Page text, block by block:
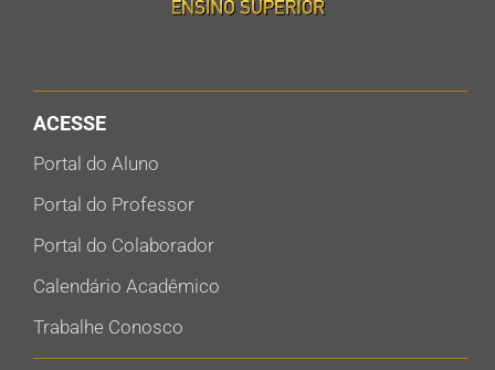
ACESSE
Portal do Aluno
Portal do Professor
Portal do Colaborador
Calendário Acadêmico
Trabalhe Conosco